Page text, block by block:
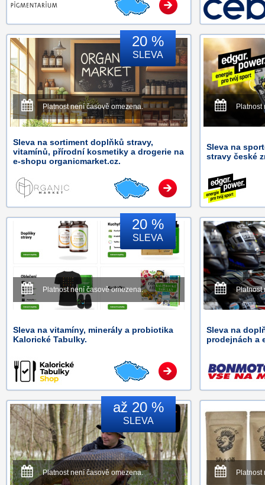
20 %
SLEVA
Platnost není časově omezena.
Sleva na sortiment doplňků stravy,
vitamínů, přírodní kosmetiky a drogerie na
e-shopu organicmarket.cz.
Platnost
Sleva na
stravy české
20 %
SLEVA
Platnost není časově omezena.
Sleva na vitamíny, minerály a probiotika
Kalorické Tabulky.
Platnost
Sleva na
prodejnách a
až 20 %
SLEVA
Platnost není časově omezena. Platnost